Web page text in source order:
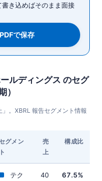
き込めばそのまま面接
で保存
ルディングス のセグ
）
。XBRL 報告セグメント情報
グメン
ト
売
上
構成比
テク
40
67.5%